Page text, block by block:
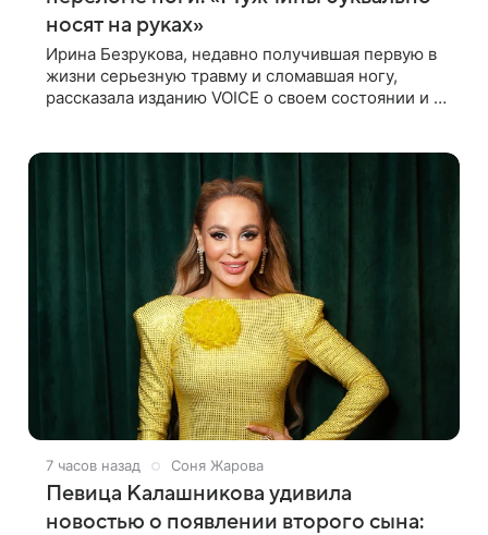
носят на руках»
Ирина Безрукова, недавно получившая первую в
жизни серьезную травму и сломавшая ногу,
рассказала изданию VOICE о своем состоянии и о
7 часов назад Соня Жарова
Певица Калашникова удивила
новостью о появлении второго сына: